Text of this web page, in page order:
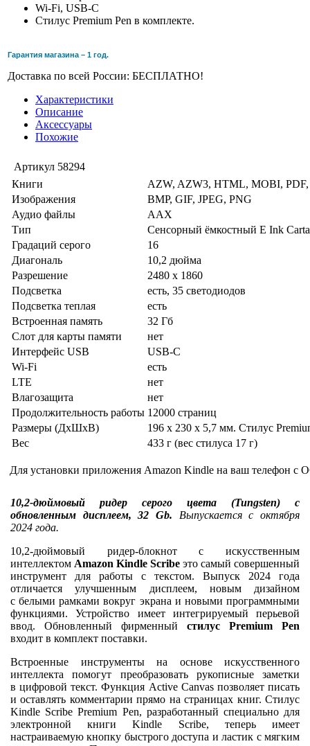
Wi-Fi, USB-C
Стилус Premium Pen в комплекте.
Гарантия магазина – 1 год.
Доставка по всей России: БЕСПЛАТНО!
Характеристики
Описание
Аксессуары
Похожие
Артикул 58294
Книги
AZW, AZW3, HTML, MOBI,
Изображения
BMP, GIF, JPEG, PNG
Аудио файлы
AAX
Тип
Сенсорный ёмкостный E Ink
Градаций серого
16
Диагональ
10,2 дюйма
Разрешение
2480 x 1860
Подсветка
есть, 35 светодиодов
Подсветка теплая
есть
Встроенная память
32 Гб
Слот для карты памяти
нет
Интерфейс USB
USB-C
Wi-Fi
есть
LTE
нет
Влагозащита
нет
Продолжительность работы 12000 страниц
Размеры (ДхШхВ)
196 x 230 x 5,7 мм. Стилус
Вес
433 г (вес стилуса 17 г)
Для установки приложения Amazon Kindle на ваш телефон с
10,2-дюймовый ридер серого цвета (Tungsten) с
обновленным дисплеем, 32 Gb. Выпускается с октября
2024 года.
10,2-дюймовый ридер-блокнот с искусственным
интеллектом Amazon Kindle Scribe это самый совершенный
инструмент для работы с текстом. Выпуск 2024 года
отличается улучшенным дисплеем, новым дизайном
с белыми рамками вокруг экрана и новыми программными
функциями. Устройство имеет интегрируемый перьевой
ввод. Обновленный фирменный стилус Premium Pen
входит в комплект поставки.
Встроенные инструменты на основе искусственного
интеллекта помогут преобразовать рукописные заметки
в цифровой текст. Функция Active Canvas позволяет писать
и оставлять комментарии прямо на страницах книг. Стилус
Kindle Scribe Premium Pen, разработанный специально для
электронной книги Kindle Scribe, теперь имеет
настраиваемую кнопку быстрого доступа и ластик с мягким